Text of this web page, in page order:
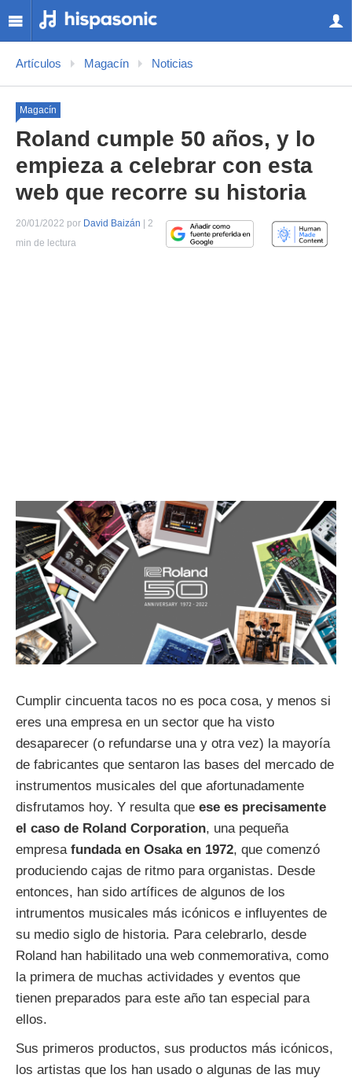
Artículos Magacín Noticias
Magacín
Roland cumple 50 años, y lo
empieza a celebrar con esta
web que recorre su historia
20/01/2022 por David Baizán | 2
min de lectura
Cumplir cincuenta tacos no es poca cosa, y menos si
eres una empresa en un sector que ha visto
desaparecer (o refundarse una y otra vez) la mayoría
de fabricantes que sentaron las bases del mercado de
instrumentos musicales del que afortunadamente
disfrutamos hoy. Y resulta que ese es precisamente
el caso de Roland Corporation, una pequeña
empresa fundada en Osaka en 1972, que comenzó
produciendo cajas de ritmo para organistas. Desde
entonces, han sido artífices de algunos de los
intrumentos musicales más icónicos e influyentes de
su medio siglo de historia. Para celebrarlo, desde
Roland han habilitado una web conmemorativa, como
la primera de muchas actividades y eventos que
tienen preparados para este año tan especial para
ellos.
Sus primeros productos, sus productos más icónicos,
los artistas que los han usado o algunas de las muy